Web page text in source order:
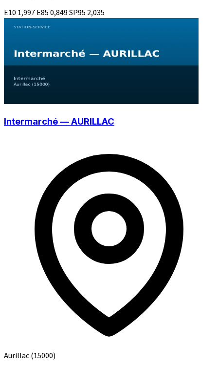
E10 1,997E850,849SP95 2,035
Intermarché — AURILLAC
Aurillac(15000)